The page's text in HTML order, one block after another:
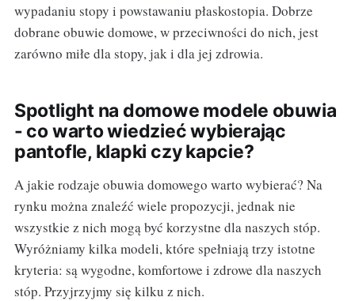
wypadaniu stopy i powstawaniu płaskostopia. Dobrze
dobrane obuwie domowe, w przeciwności do nich, jest
zarówno miłe dla stopy, jak i dla jej zdrowia.
Spotlight na domowe modele obuwia
- co warto wiedzieć wybierając
pantofle, klapki czy kapcie?
A jakie rodzaje obuwia domowego warto wybierać? Na
rynku można znaleźć wiele propozycji, jednak nie
wszystkie z nich mogą być korzystne dla naszych stóp.
Wyróżniamy kilka modeli, które spełniają trzy istotne
kryteria: są wygodne, komfortowe i zdrowe dla naszych
stóp. Przyjrzyjmy się kilku z nich.